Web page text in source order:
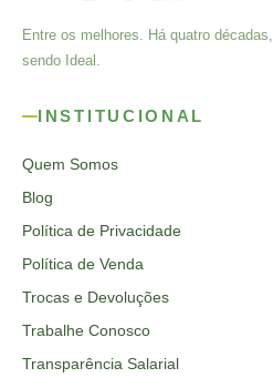
Entre os melhores. Há quatro décadas,
sendo Ideal.
INSTITUCIONAL
Quem Somos
Blog
Política de Privacidade
Política de Venda
Trocas e Devoluções
Trabalhe Conosco
Transparência Salarial